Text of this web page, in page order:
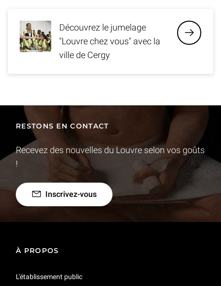
Découvrez le jumelage
"Louvre chez vous" avec la
ville de Cergy
RESTONS EN CONTACT
Recevez des nouvelles du Louvre selon vos goûts
!
Inscrivez-vous
À PROPOS
L'établissement public